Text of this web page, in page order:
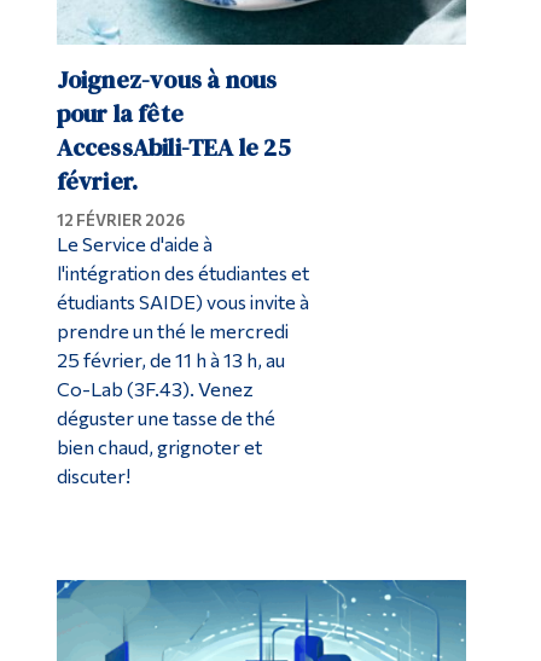
Joignez-vous à nous
pour la fête
AccessAbili-TEA le 25
février.
12 FÉVRIER 2026
Le Service d'aide à
l'intégration des étudiantes et
étudiants SAIDE) vous invite à
prendre un thé le mercredi
25 février, de 11 h à 13 h, au
Co-Lab (3F.43). Venez
déguster une tasse de thé
bien chaud, grignoter et
discuter!